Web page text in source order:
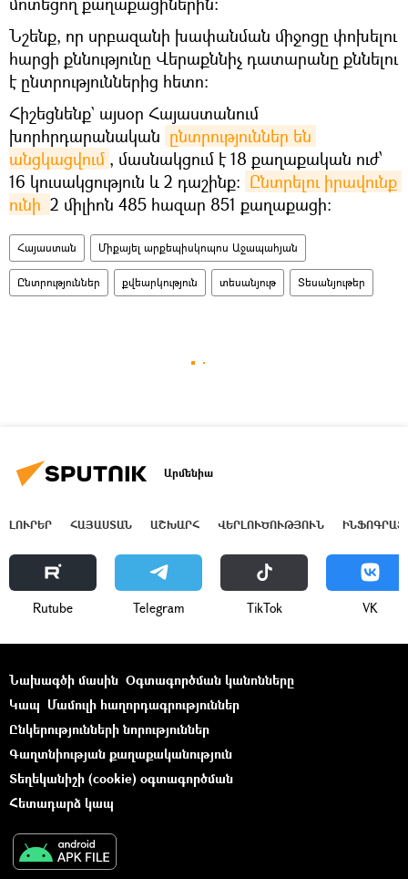
Նշենք, որ սրբազանի խափանման միջոցը փոխելու
հարցի քննությունը Վերաքննիչ դատարանը քննելու
է ընտրություններից հետո։
Հիշեցնենք` այսօր Հայաստանում
խորհրդարանական ընտրություններ են
անցկացվում , մասնակցում է 18 քաղաքական ուժ՝
16 կուսակցություն և 2 դաշինք: Ընտրելու իրավունք
ունի 2 միլիոն 485 հազար 851 քաղաքացի։
Հայաստան Միքայել արքեպիսկոպոս Աջապահյան
Ընտրություններ քվեարկություն տեսանյութ Տեսանյութեր
Արմենիա
ԼՈՒՐԵՐ ՀԱՅԱՍՏԱՆ ԱՇԽԱՐՀ ՎԵՐԼՈՒԾՈՒԹՅՈՒՆ
Rutube Telegram ТikТоk VK
Նախագծի մասին Օգտագործման կանոնները
Կապ Մամուլի հաղորդագրություններ
Ընկերությունների նորություններ
Գաղտնիության քաղաքականություն
Տեղեկանիշի (cookie) օգտագործման
Հետադարձ կապ